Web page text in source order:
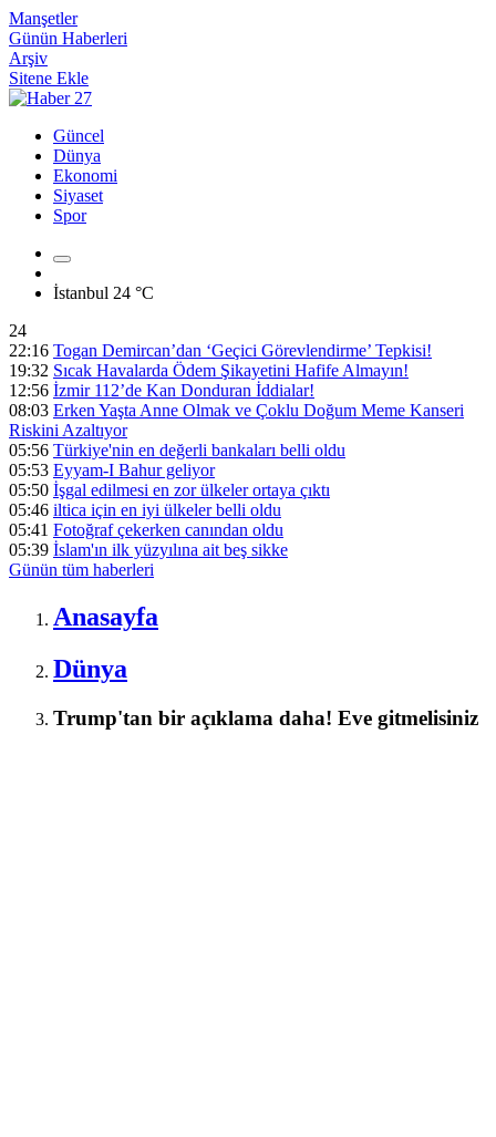
Manşetler
Günün Haberleri
Arşiv
Sitene Ekle
Güncel
Dünya
Ekonomi
Siyaset
Spor
İstanbul 24 °C
24
22:16 Togan Demircan’dan ‘Geçici Görevlendirme’ Tepkisi!
19:32 Sıcak Havalarda Ödem Şikayetini Hafife Almayın!
12:56 İzmir 112’de Kan Donduran İddialar!
08:03 Erken Yaşta Anne Olmak ve Çoklu Doğum Meme Kanseri
Riskini Azaltıyor
05:56 Türkiye'nin en değerli bankaları belli oldu
05:53 Eyyam-I Bahur geliyor
05:50 İşgal edilmesi en zor ülkeler ortaya çıktı
05:46 iltica için en iyi ülkeler belli oldu
05:41 Fotoğraf çekerken canından oldu
05:39 İslam'ın ilk yüzyılına ait beş sikke
Günün tüm haberleri
Anasayfa
Dünya
Trump'tan bir açıklama daha! Eve gitmelisiniz